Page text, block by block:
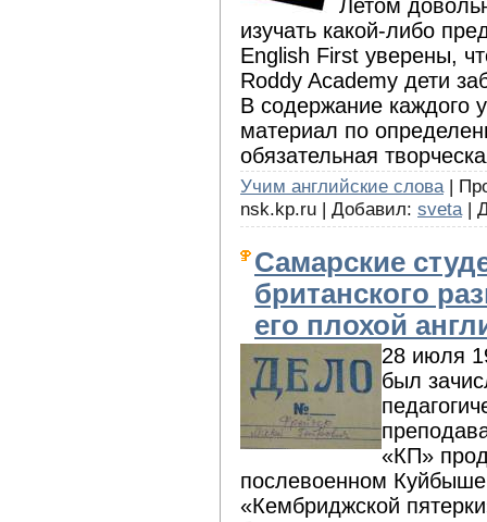
Летом
изучать какой-либо
English First уверены,
Roddy Academy дети
В содержание каждого
материал по
обязательная
Учим английские слова |
nsk.kp.ru | Добавил: sveta |
Самарские
британского
его плохой
28 июля
был
«КП»
послевоенном
«Кембриджской